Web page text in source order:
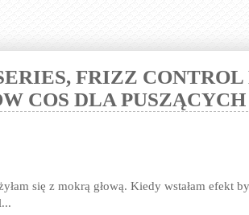
FRIZZ
COS DLA
się z mokrą głową. Kiedy wstałam efekt